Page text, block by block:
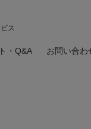
ス
・Q&A お問い合わ